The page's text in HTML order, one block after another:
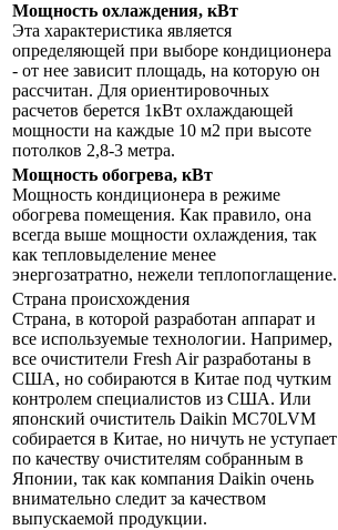
Мощность охлаждения, кВт
Эта характеристика является
определяющей при выборе кондиционера
- от нее зависит площадь, на которую он
рассчитан. Для ориентировочных
расчетов берется 1кВт охлаждающей
мощности на каждые 10 м2 при высоте
потолков 2,8-3 метра.
Мощность обогрева, кВт
Мощность кондиционера в режиме
обогрева помещения. Как правило, она
всегда выше мощности охлаждения, так
как тепловыделение менее
энергозатратно, нежели теплопоглащение.
Страна происхождения
Страна, в которой разработан аппарат и
все используемые технологии. Например,
все очистители Fresh Air разработаны в
США, но собираются в Китае под чутким
контролем специалистов из США. Или
японский очиститель Daikin MC70LVM
собирается в Китае, но ничуть не уступает
по качеству очистителям собранным в
Японии, так как компания Daikin очень
внимательно следит за качеством
выпускаемой продукции.